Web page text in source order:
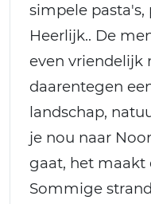
simpele pasta's,
Heerlijk.. De
even vriendelijk
daarentegen
landschap,
je nou naar
gaat, het maakt
Sommige